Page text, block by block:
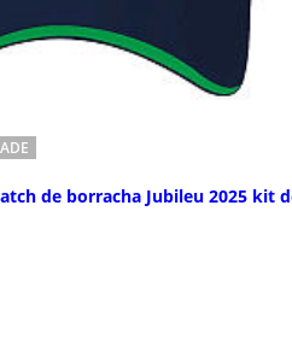
de borracha Jubileu 2025 kit